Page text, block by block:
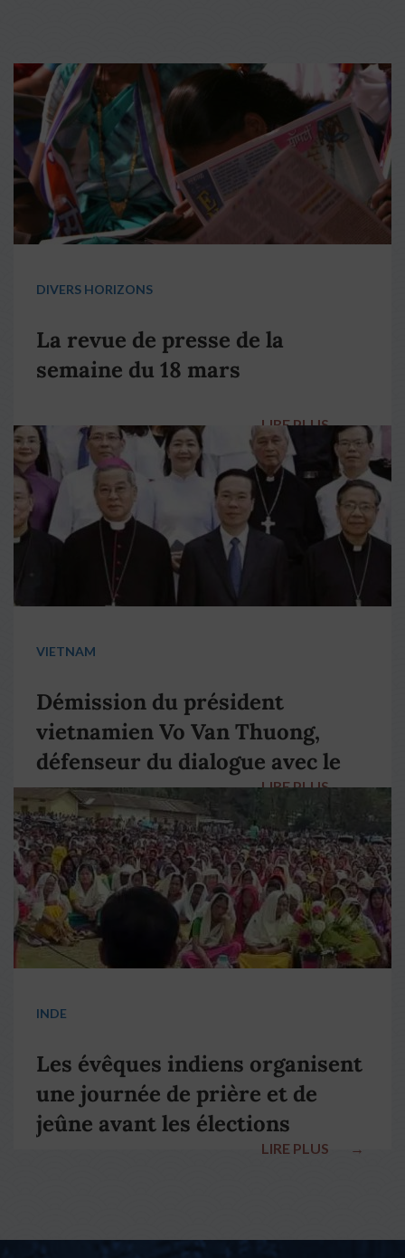
DIVERS HORIZONS
La revue de presse de la
semaine du 18 mars
LIRE PLUS →
VIETNAM
Démission du président
vietnamien Vo Van Thuong,
défenseur du dialogue avec le
pape François
LIRE PLUS →
INDE
Les évêques indiens organisent
une journée de prière et de
jeûne avant les élections
LIRE PLUS →